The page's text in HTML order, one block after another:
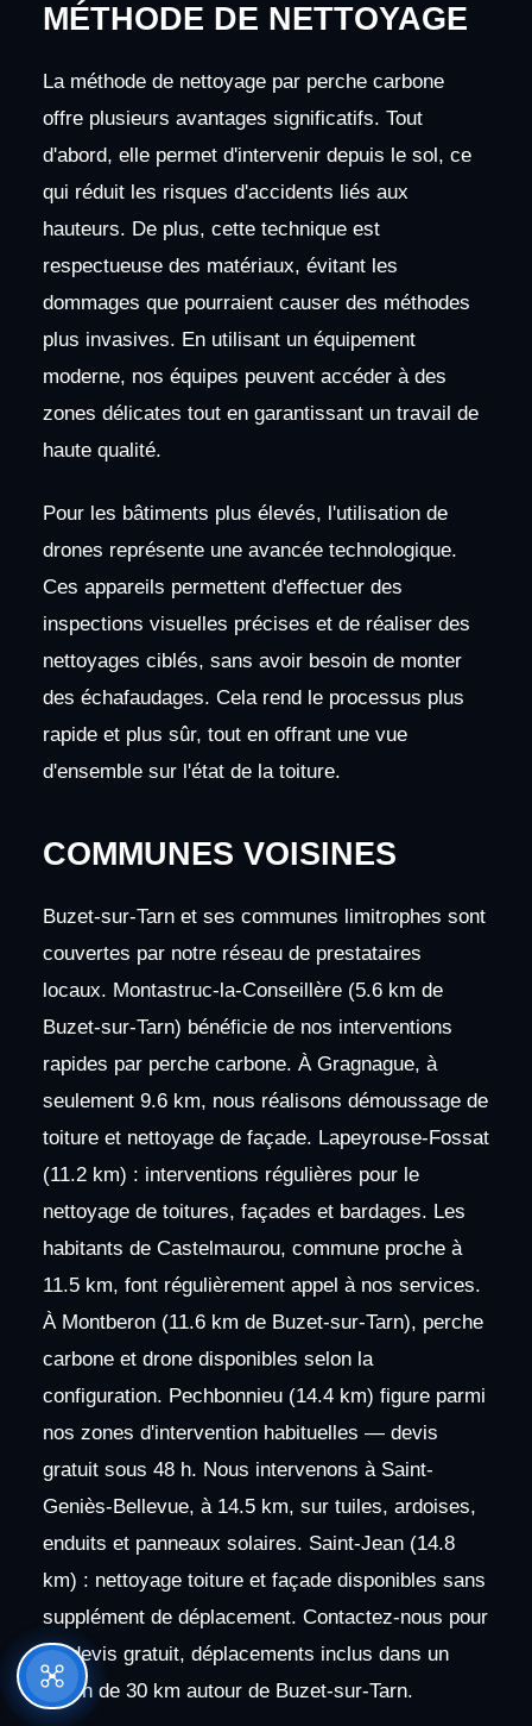
MÉTHODE DE NETTOYAGE
La méthode de nettoyage par perche carbone
offre plusieurs avantages significatifs. Tout
d'abord, elle permet d'intervenir depuis le sol, ce
qui réduit les risques d'accidents liés aux
hauteurs. De plus, cette technique est
respectueuse des matériaux, évitant les
dommages que pourraient causer des méthodes
plus invasives. En utilisant un équipement
moderne, nos équipes peuvent accéder à des
zones délicates tout en garantissant un travail de
haute qualité.
Pour les bâtiments plus élevés, l'utilisation de
drones représente une avancée technologique.
Ces appareils permettent d'effectuer des
inspections visuelles précises et de réaliser des
nettoyages ciblés, sans avoir besoin de monter
des échafaudages. Cela rend le processus plus
rapide et plus sûr, tout en offrant une vue
d'ensemble sur l'état de la toiture.
COMMUNES VOISINES
Buzet-sur-Tarn et ses communes limitrophes sont
couvertes par notre réseau de prestataires
locaux. Montastruc-la-Conseillère (5.6 km de
Buzet-sur-Tarn) bénéficie de nos interventions
rapides par perche carbone. À Gragnague, à
seulement 9.6 km, nous réalisons démoussage de
toiture et nettoyage de façade. Lapeyrouse-Fossat
(11.2 km) : interventions régulières pour le
nettoyage de toitures, façades et bardages. Les
habitants de Castelmaurou, commune proche à
11.5 km, font régulièrement appel à nos services.
À Montberon (11.6 km de Buzet-sur-Tarn), perche
carbone et drone disponibles selon la
configuration. Pechbonnieu (14.4 km) figure parmi
nos zones d'intervention habituelles — devis
gratuit sous 48 h. Nous intervenons à Saint-
Geniès-Bellevue, à 14.5 km, sur tuiles, ardoises,
enduits et panneaux solaires. Saint-Jean (14.8
km) : nettoyage toiture et façade disponibles sans
supplément de déplacement. Contactez-nous pour
un devis gratuit, déplacements inclus dans un
rayon de 30 km autour de Buzet-sur-Tarn.